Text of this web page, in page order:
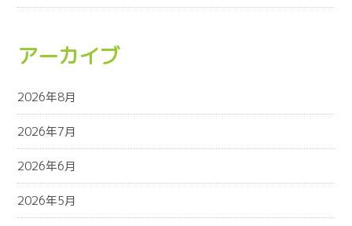
アーカイブ
2026年8月
2026年7月
2026年6月
2026年5月